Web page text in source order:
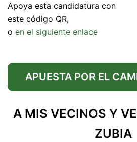
Apoya esta candidatura con
este código QR,
o en el siguiente enlace
APUESTA POR EL
A MIS VECINOS Y
ZUBIA